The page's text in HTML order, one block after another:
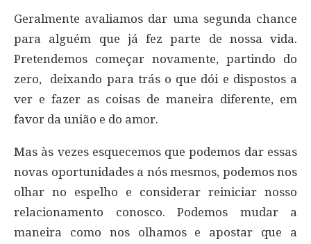
Geralmente avaliamos dar uma segunda chance
para alguém que já fez parte de nossa vida.
Pretendemos começar novamente, partindo do
zero, deixando para trás o que dói e dispostos a
ver e fazer as coisas de maneira diferente, em
favor da união e do amor.
Mas às vezes esquecemos que podemos dar essas
novas oportunidades a nós mesmos, podemos nos
olhar no espelho e considerar reiniciar nosso
relacionamento conosco. Podemos mudar a
maneira como nos olhamos e apostar que a